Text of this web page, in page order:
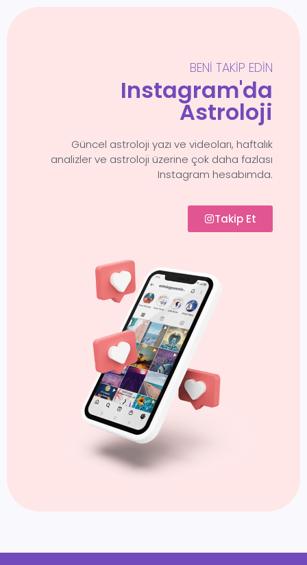
BENI TAKIP EDIN
Instagram'da
Astroloji
Güncel astroloji yazı ve videoları, haftalık
analizler ve astroloji üzerine çok daha fazlası
Instagram hesabımda.
Takip Et